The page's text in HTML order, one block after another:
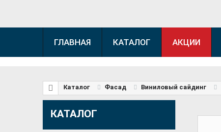
ГЛАВНАЯ КАТАЛОГ АКЦИИ
Каталог Фасад Виниловый сайдинг
КАТАЛОГ